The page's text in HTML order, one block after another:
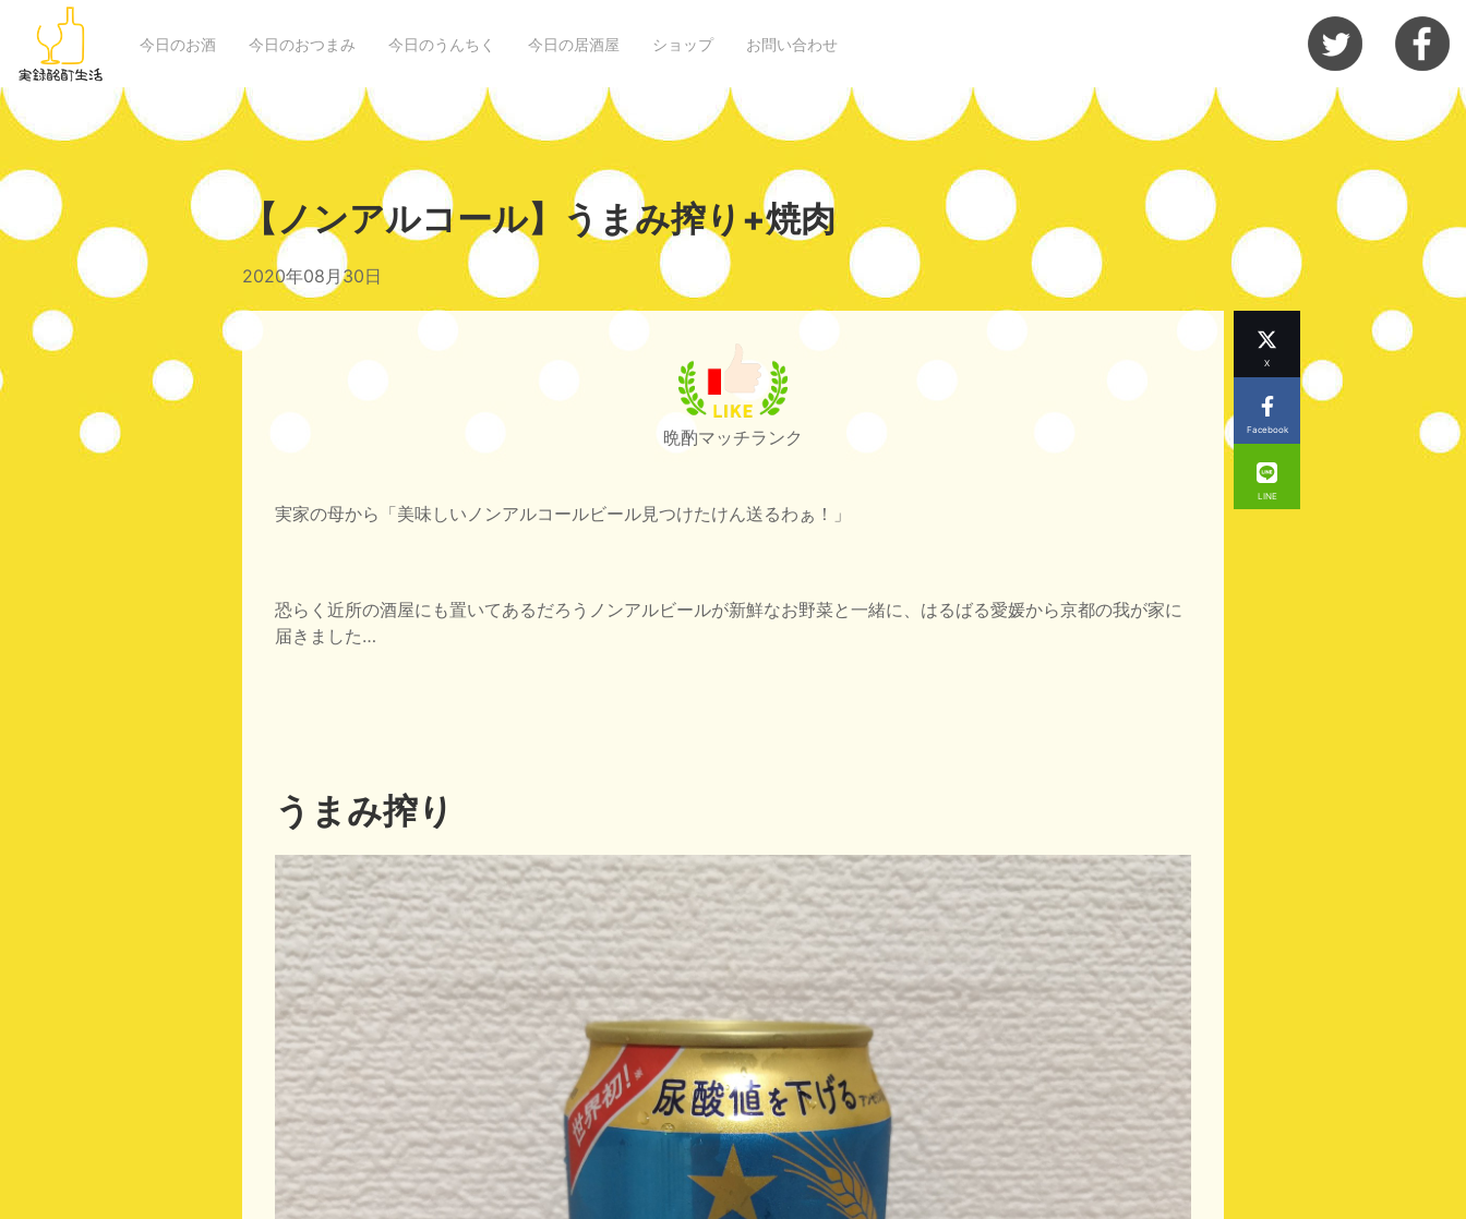
今日のお酒 今日のおつまみ 今日のうんちく 今日の居酒屋 ショップ お問い合わせ
【ノンアルコール】うまみ搾り+焼肉
2020年08月30日
X
Facebook
LINE
晩酌マッチランク
実家の母から「美味しいノンアルコールビール見つけたけん送るわぁ！」
恐らく近所の酒屋にも置いてあるだろうノンアルビールが新鮮なお野菜と一緒に、はるばる愛媛から京都の我が家に
届きました…
うまみ搾り